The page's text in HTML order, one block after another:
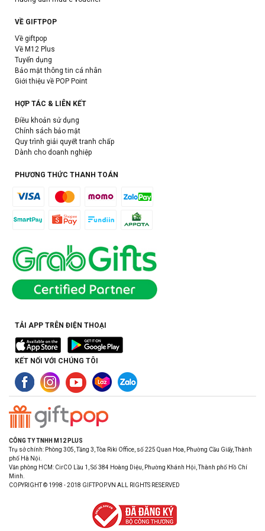
VỀ GIFTPOP
Về giftpop
Về M12 Plus
Tuyển dụng
Bảo mật thông tin cá nhân
Giới thiệu về POP Point
HỢP TÁC & LIÊN KẾT
Điều khoản sử dụng
Chính sách bảo mật
Quy trình giải quyết tranh chấp
Dành cho doanh nghiệp
PHƯƠNG THỨC THANH TOÁN
TẢI APP TRÊN ĐIỆN THOẠI
KẾT NỐI VỚI CHÚNG TÔI
CÔNG TY TNHH M12 PLUS
Trụ sở chính: Phòng 305, Tầng 3, Tòa Riki Office, số 225 Quan Hoa, Phường Cầu Giấy, Thành
phố Hà Nội.
Văn phòng HCM: CirCO Lầu 1, Số 384 Hoàng Diệu, Phường Khánh Hội, Thành phố Hồ Chí
Minh.
COPYRIGHT © 1998 - 2018 GIFTPOP.VN ALL RIGHTS RESERVED